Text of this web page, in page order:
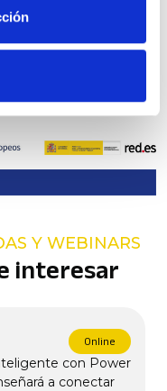
Y WEBINARS
interesar
Online
con Power
a conectar